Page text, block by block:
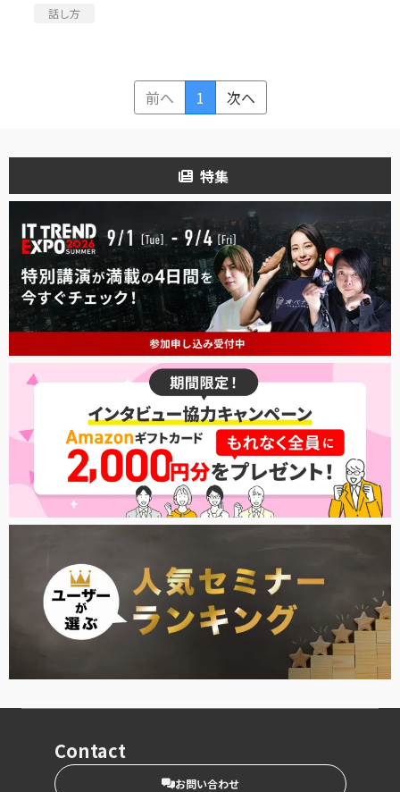
話し方
前へ 1 次へ
特集
Contact
お問い合わせ